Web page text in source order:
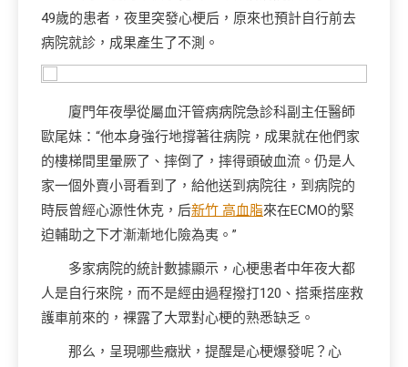
49歲的患者，夜里突發心梗后，原來也預計自行前去
病院就診，成果產生了不測。
廈門年夜學從屬血汗管病病院急診科副主任醫師
歐尾妹：“他本身強行地撐著往病院，成果就在他們家
的樓梯間里暈厥了、摔倒了，摔得頭破血流。仍是人
家一個外賣小哥看到了，給他送到病院往，到病院的
時辰曾經心源性休克，后新竹 高血脂來在ECMO的緊
迫輔助之下才漸漸地化險為夷。”
多家病院的統計數據顯示，心梗患者中年夜大都
人是自行來院，而不是經由過程撥打120、搭乘搭座救
護車前來的，裸露了大眾對心梗的熟悉缺乏。
那么，呈現哪些癥狀，提醒是心梗爆發呢？心